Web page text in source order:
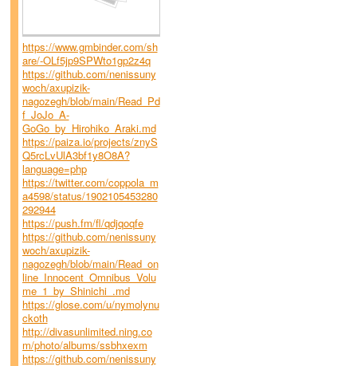
https://www.gmbinder.com/sh
are/-OLf5jp9SPWto1gp2z4q
https://github.com/nenissuny
woch/axupizik-
nagozegh/blob/main/Read_Pd
f_JoJo_A-
GoGo_by_Hirohiko_Araki.md
https://paiza.io/projects/znyS
Q5rcLvUlA3bf1y8O8A?
language=php
https://twitter.com/coppola_m
a4598/status/1902105453280
292944
https://push.fm/fl/qdjqoqfe
https://github.com/nenissuny
woch/axupizik-
nagozegh/blob/main/Read_on
line_Innocent_Omnibus_Volu
me_1_by_Shinichi_.md
https://glose.com/u/nymolynu
ckoth
http://divasunlimited.ning.co
m/photo/albums/ssbhxexm
https://github.com/nenissuny